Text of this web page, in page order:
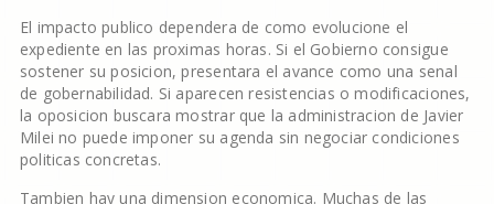
El impacto publico dependera de como evolucione el
expediente en las proximas horas. Si el Gobierno consigue
sostener su posicion, presentara el avance como una senal
de gobernabilidad. Si aparecen resistencias o modificaciones,
la oposicion buscara mostrar que la administracion de Javier
Milei no puede imponer su agenda sin negociar condiciones
politicas concretas.
Tambien hay una dimension economica. Muchas de las